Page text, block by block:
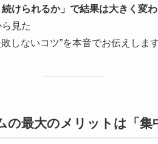
けられるか」で結果は大きく変わ
見た
しないコツ”を本音でお伝えしま
最大のメリットは「集